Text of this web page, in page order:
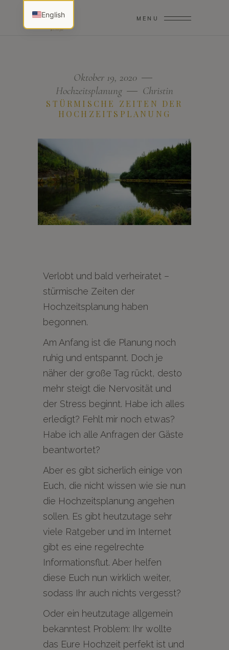
MENU
Oktober 19, 2020
Hochzeitsplanung
Christin
STÜRMISCHE ZEITEN DER
HOCHZEITSPLANUNG
Verlobt und bald verheiratet –
stürmische Zeiten der
Hochzeitsplanung haben
begonnen.
Am Anfang ist die Planung noch
ruhig und entspannt. Doch je
näher der große Tag rückt, desto
mehr steigt die Nervosität und
der Stress beginnt. Habe ich alles
erledigt? Fehlt mir noch etwas?
Habe ich alle Anfragen der Gäste
beantwortet?
Aber es gibt sicherlich einige von
Euch, die nicht wissen wie sie nun
die Hochzeitsplanung angehen
sollen. Es gibt heutzutage sehr
viele Ratgeber und im Internet
gibt es eine regelrechte
Informationsflut. Aber helfen
diese Euch nun wirklich weiter,
sodass Ihr auch nichts vergesst?
Oder ein heutzutage allgemein
bekanntest Problem: Ihr wollte
das Eure Hochzeit perfekt ist und
English